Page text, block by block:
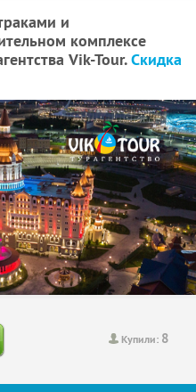
и
комплексе
Vik-Tour.Скидка
Купили: 8